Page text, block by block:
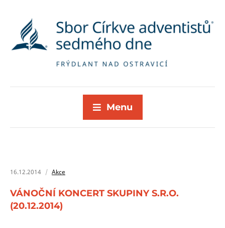
Menu
16.12.2014 Akce
VÁNOČNÍ KONCERT SKUPINY S.R.O.
(20.12.2014)